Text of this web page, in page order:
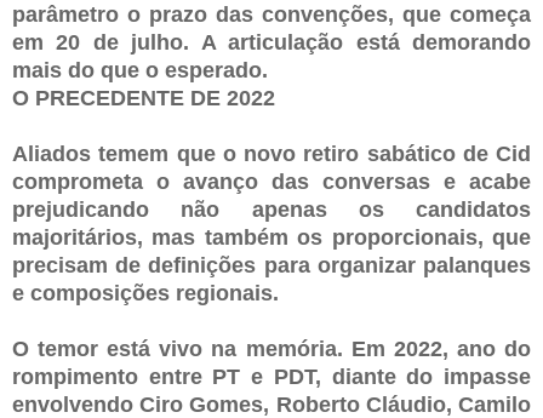
parâmetro o prazo das convenções, que começa
em 20 de julho. A articulação está demorando
mais do que o esperado.
O PRECEDENTE DE 2022
Aliados temem que o novo retiro sabático de Cid
comprometa o avanço das conversas e acabe
prejudicando não apenas os candidatos
majoritários, mas também os proporcionais, que
precisam de definições para organizar palanques
e composições regionais.
O temor está vivo na memória. Em 2022, ano do
rompimento entre PT e PDT, diante do impasse
envolvendo Ciro Gomes, Roberto Cláudio, Camilo